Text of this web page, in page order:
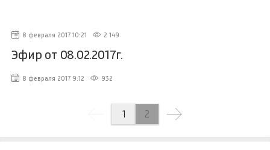
8 февраля 2017 10:21 2 149
Эфир от 08.02.2017г.
8 февраля 2017 9:12 932
1 2